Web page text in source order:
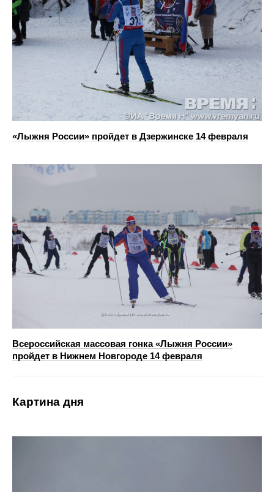
«Лыжня России» пройдет в Дзержинске 14 февраля
Всероссийская массовая гонка «Лыжня России»
пройдет в Нижнем Новгороде 14 февраля
Картина дня